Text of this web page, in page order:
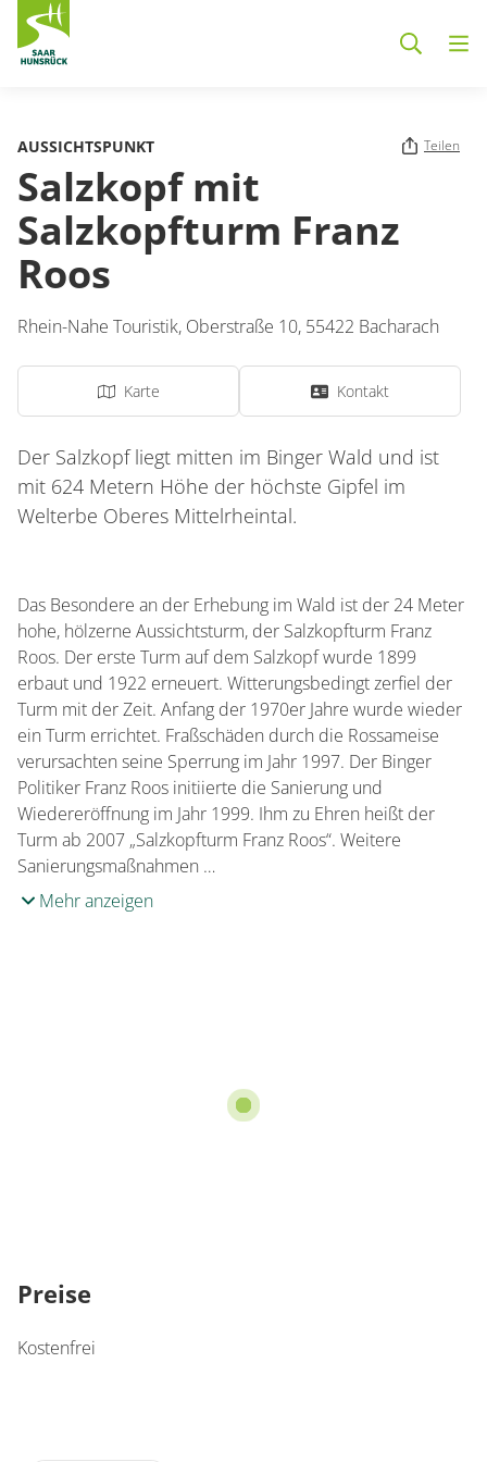
AUSSICHTSPUNKT Teilen
Salzkopf mit
Salzkopfturm Franz
Roos
Rhein-Nahe Touristik, Oberstraße 10, 55422 Bacharach
Karte Kontakt
Der Salzkopf liegt mitten im Binger Wald und ist
mit 624 Metern Höhe der höchste Gipfel im
Welterbe Oberes Mittelrheintal.
Das Besondere an der Erhebung im Wald ist der 24 Meter
hohe, hölzerne Aussichtsturm, der Salzkopfturm Franz
Roos. Der erste Turm auf dem Salzkopf wurde 1899
erbaut und 1922 erneuert. Witterungsbedingt zerfiel der
Turm mit der Zeit. Anfang der 1970er Jahre wurde wieder
ein Turm errichtet. Fraßschäden durch die Rossameise
verursachten seine Sperrung im Jahr 1997. Der Binger
Politiker Franz Roos initiierte die Sanierung und
Wiedereröffnung im Jahr 1999. Ihm zu Ehren heißt der
Turm ab 2007 „Salzkopfturm Franz Roos“. Weitere
Sanierungsmaßnahmen …
Mehr anzeigen
Preise
Kostenfrei